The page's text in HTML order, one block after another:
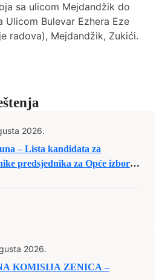
sa ulicom Mejdandžik do
Ulicom Bulevar Ezhera Eze
radova), Mejdandžik, Zukići.
2026.
– Lista kandidata za
predsjednika za Opće izbore
2026.
KOMISIJA ZENICA –